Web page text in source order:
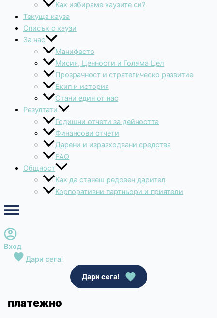
Как избираме каузите си?
Текуща кауза
Списък с каузи
За нас
Манифесто
Мисия, Ценности и Голяма Цел
Прозрачност и стратегическо развитие
Екип и история
Стани един от нас
Резултати
Годишни отчети за дейността
Финансови отчети
Дарени и изразходвани средства
FAQ
Общност
Как да станеш редовен дарител
Корпоративни партньори и приятели
Вход
Дари сега!
Дари сега!
платежно